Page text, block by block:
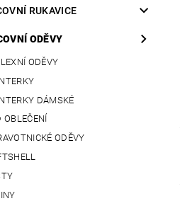
RUKAVICE
ODĚVY
ODĚVY
DÁMSKÉ
OBLEČENÍ
ODĚVY